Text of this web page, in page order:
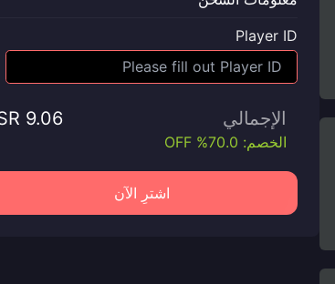
Player ID
الإجمالي 9.06
الخصم: 70.0% OFF
اشترِ الآن